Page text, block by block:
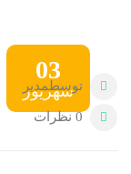
03
شهریور
توسطمدیر
0نظرات